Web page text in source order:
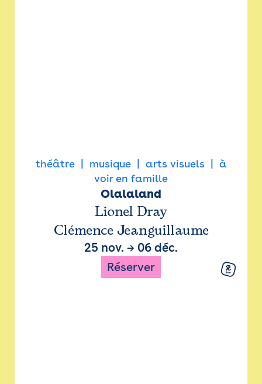
théâtre musique arts visuels
à
voir en famille
Olalaland
Lionel Dray
Clémence Jeanguillaume
25 nov. → 06 déc.
Réserver